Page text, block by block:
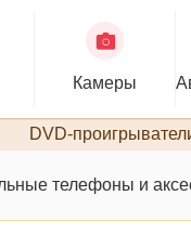
Камеры
DVD-
телефоны и